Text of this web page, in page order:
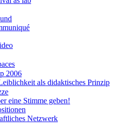
2006
als didaktisches Prinzip
eine Stimme geben!
Netzwerk